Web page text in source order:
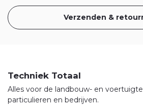
Verzenden &
Techniek Totaal
Alles voor de landbouw- en
particulieren en bedrijven.